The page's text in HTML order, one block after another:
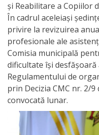
Rapoarte
de
activitate
Transparență
Achiziții
publice
și Reabilitare a Copiilor
În cadrul aceleiași
privire la revizuirea
profesionale ale
Comisia municipală
dificultate îşi
Regulamentului de
prin Decizia CMC nr. 2/9
convocată lunar.